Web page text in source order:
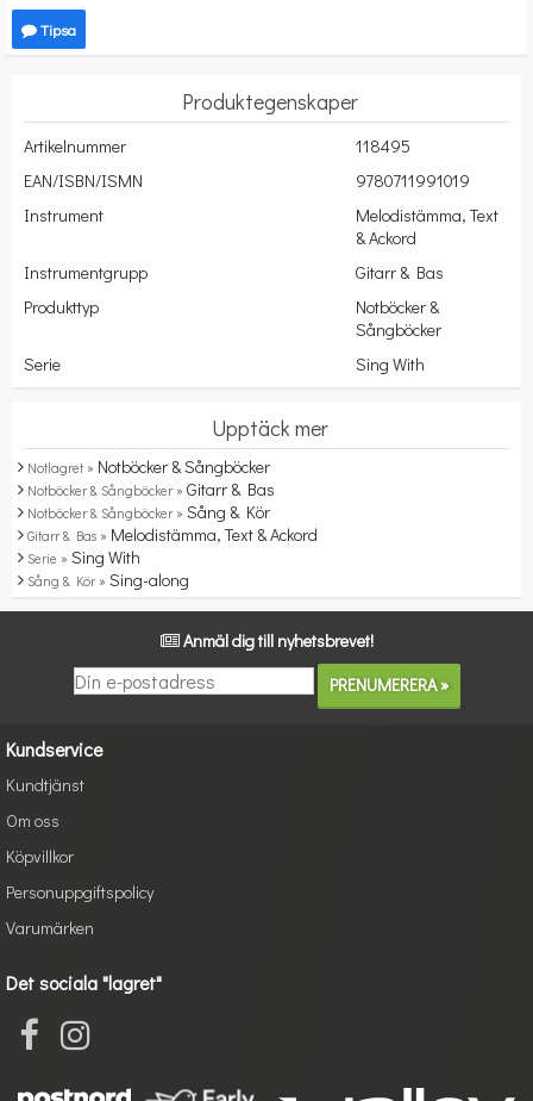
Tipsa
Produktegenskaper
Artikelnummer
118495
EAN/ISBN/ISMN
9780711991019
Instrument
Melodistämma, Text
& Ackord
Instrumentgrupp
Gitarr & Bas
Produkttyp
Notböcker &
Sångböcker
Serie
Sing With
Upptäck mer
Notlagret » Notböcker & Sångböcker
Notböcker & Sångböcker » Gitarr & Bas
Notböcker & Sångböcker » Sång & Kör
Gitarr & Bas » Melodistämma, Text & Ackord
Serie » Sing With
Sång & Kör » Sing-along
Anmäl dig till nyhetsbrevet!
Kundservice
Kundtjänst
Om oss
Köpvillkor
Personuppgiftspolicy
Varumärken
Det sociala "lagret"